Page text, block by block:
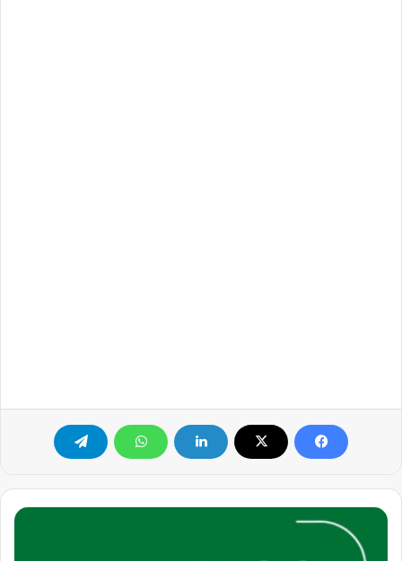
فرصة
وظيفية
لمصمم